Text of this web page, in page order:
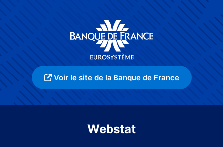
Voir le site de la Banque de France
Webstat